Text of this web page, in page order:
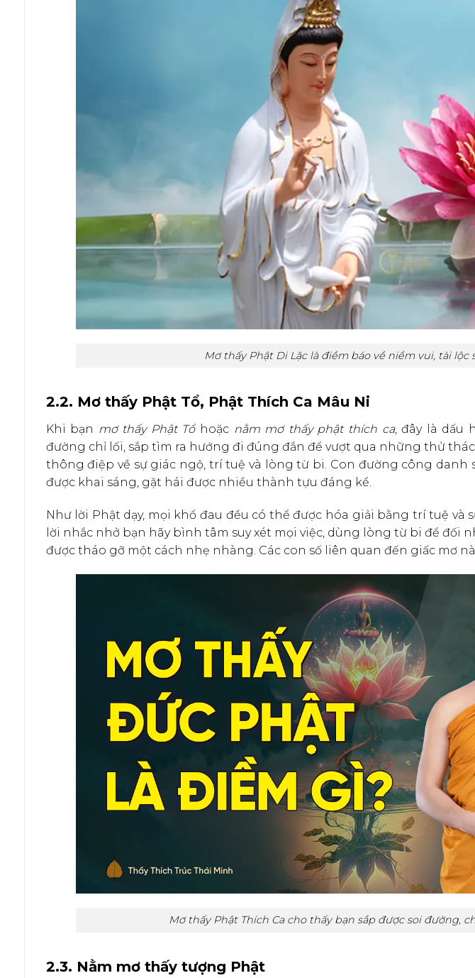
Mơ thấy Phật Di Lặc là điềm báo về niềm vui, tài lộc
2.2. Mơ thấy Phật Tổ, Phật Thích Ca Mâu Ni
Khi bạn mơ thấy Phật Tổhoặc nằm mơ thấy phật thích ca, đây là dấu
đường chỉ lối, sắp tìm ra hướng đi đúng đắn để vượt qua những thử
thông điệp về sự giác ngộ, trí tuệ và lòng từ bi. Con đường công danh
được khai sáng, gặt hái được nhiều thành tựu đáng kể.
Như lời Phật dạy, mọi khổ đau đều có thể được hóa giải bằng trí tuệ và
lời nhắc nhở bạn hãy bình tâm suy xét mọi việc, dùng lòng từ bi để đối
được tháo gỡ một cách nhẹ nhàng. Các con số liên quan đến giấc mơ này
Mơ thấy Phật Thích Ca cho thấy bạn sắp được soi đường,
2.3. Nằm mơ thấy tượng Phật